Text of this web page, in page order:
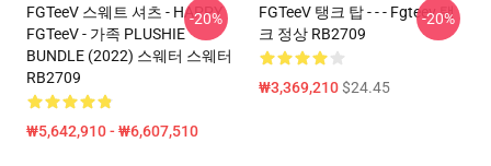
FGTeeV 스웨트 셔츠 - HAPPY
FGTeeV - 가족 PLUSHIE
BUNDLE (2022) 스웨터 스웨터
RB2709
₩5,642,910 - ₩6,607,510
-20%
FGTeeV 탱크 탑 - - - Fgteev 탱
크 정상 RB2709
₩3,369,210$24.45
-20%